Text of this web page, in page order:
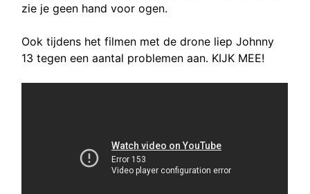
zie je geen hand voor ogen.
Ook tijdens het filmen met de drone liep Johnny
13 tegen een aantal problemen aan. KIJK MEE!